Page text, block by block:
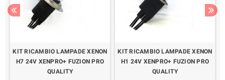
KIT RICAMBIO LAMPADE XENON
H7 24V XENPRO+ FUZION PRO
QUALITY
KIT RICAMBIO LAMPADE XENON
H1 24V XENPRO+ FUZION PRO
QUALITY